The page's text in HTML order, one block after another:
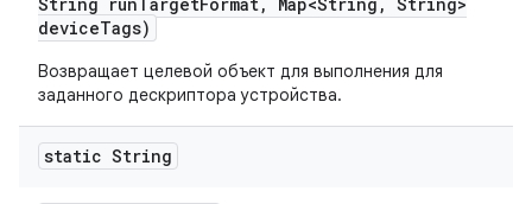
deviceTags)
Возвращает целевой объект для выполнения для
заданного дескриптора устройства.
static String